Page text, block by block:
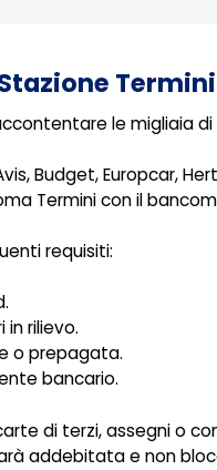
le migliaia
Budget, Europcar,
Termini con il
requisiti:
rilievo.
o prepagata.
bancario.
di terzi, assegni o
addebitata e non